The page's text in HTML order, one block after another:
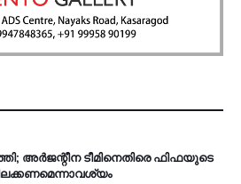
അർജന്റീന ടീമിനെതിരെ ഫിഫയുടെ